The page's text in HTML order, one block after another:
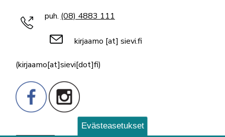
puh.(08) 4883 111
kirjaamo [at] sievi.fi
(kirjaamo[at]sievi[dot]fi)
Evästeasetukset